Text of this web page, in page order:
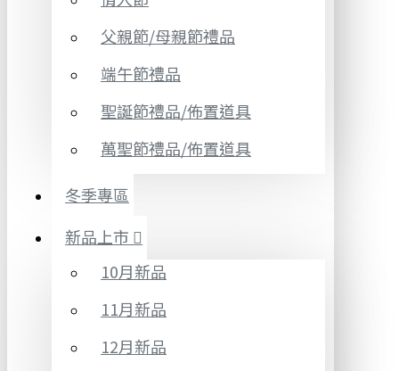
父親節/母親節禮品
端午節禮品
聖誕節禮品/佈置道具
萬聖節禮品/佈置道具
冬季專區
新品上市
10月新品
11月新品
12月新品